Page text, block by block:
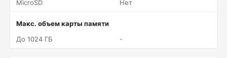
MicroSD Нет
Макс. объем карты памяти
До 1024 ГБ
-